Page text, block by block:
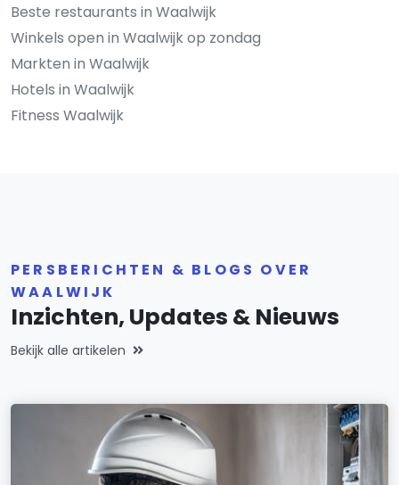
Beste restaurants in Waalwijk
Winkels open in Waalwijk op zondag
Markten in Waalwijk
Hotels in Waalwijk
Fitness Waalwijk
PERSBERICHTEN & BLOGS OVER
WAALWIJK
Inzichten, Updates & Nieuws
Bekijk alle artikelen